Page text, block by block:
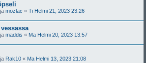
mozlac « Ti Helmi 21, 2023 23:26
maddis « Ma Helmi 20, 2023 13:57
Rak10 « Ma Helmi 13, 2023 21:08